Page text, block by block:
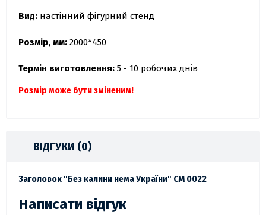
Вид: настінний фігурний стенд
Розмір, мм: 2000*450
Термін виготовлення: 5 - 10 робочих днів
Розмір може бути зміненим!
ВІДГУКИ (0)
Заголовок "Без калини нема України" СМ 0022
Написати відгук